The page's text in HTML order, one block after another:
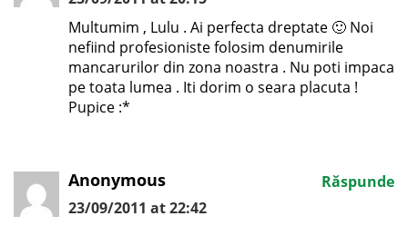
Multumim , Lulu . Ai perfecta dreptate 🙂 Noi
nefiind profesioniste folosim denumirile
mancarurilor din zona noastra . Nu poti impaca
pe toata lumea . Iti dorim o seara placuta !
Pupice :*
Anonymous
23/09/2011 at 22:42
Răspunde